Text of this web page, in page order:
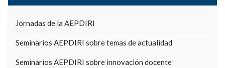
Jornadas de la AEPDIRI
Seminarios AEPDIRI sobre temas de actualidad
Seminarios AEPDIRI sobre innovación docente